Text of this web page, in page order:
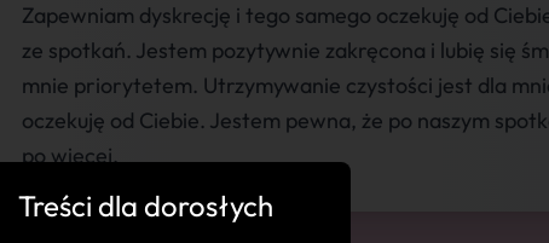
Zapewniam dyskrecję i tego samego oczekuję od
ze spotkań. Jestem pozytywnie zakręcona i lubię się
mnie priorytetem. Utrzymywanie czystości jest dla
oczekuję od Ciebie. Jestem pewna, że po naszym
po więcej.
Treści dla dorosłych